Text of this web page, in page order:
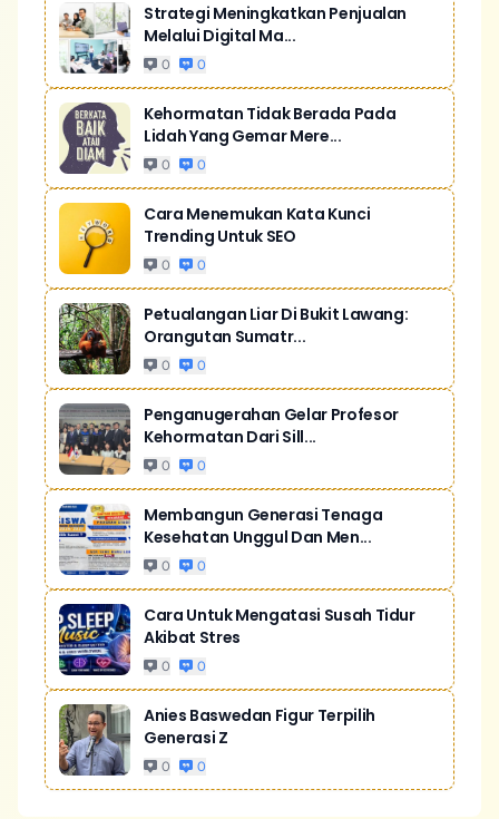
Strategi Meningkatkan Penjualan
Melalui Digital Ma...
0 0
Kehormatan Tidak Berada Pada
Lidah Yang Gemar Mere...
0 0
Cara Menemukan Kata Kunci
Trending Untuk SEO
0 0
Petualangan Liar Di Bukit Lawang:
Orangutan Sumatr...
0 0
Penganugerahan Gelar Profesor
Kehormatan Dari Sill...
0 0
Membangun Generasi Tenaga
Kesehatan Unggul Dan Men...
0 0
Cara Untuk Mengatasi Susah Tidur
Akibat Stres
0 0
Anies Baswedan Figur Terpilih
Generasi Z
0 0